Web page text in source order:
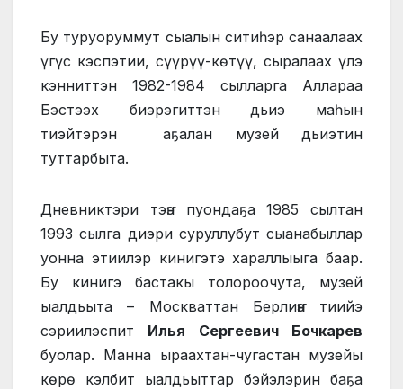
Бу туруоруммут сыалын ситиһэр санаалаах
үгүс кэспэтии, сүүрүү-көтүү, сыралаах үлэ
кэнниттэн 1982-1984 сылларга Аллараа
Бэстээх биэрэгиттэн дьиэ маһын
тиэйтэрэн аҕалан музей дьиэтин
туттарбыта.
Дневниктэри тэҥэ пуондаҕа 1985 сылтан
1993 сылга диэри суруллубут сыанабыллар
уонна этиилэр кинигэтэ хараллыыга баар.
Бу кинигэ бастакы толороочута, музей
ыалдьыта – Москваттан Берлиҥҥэ тиийэ
сэриилэспит Илья Сергеевич Бочкарев
буолар. Манна ыраахтан-чугастан музейы
көрө кэлбит ыалдьыттар бэйэлэрин баҕа